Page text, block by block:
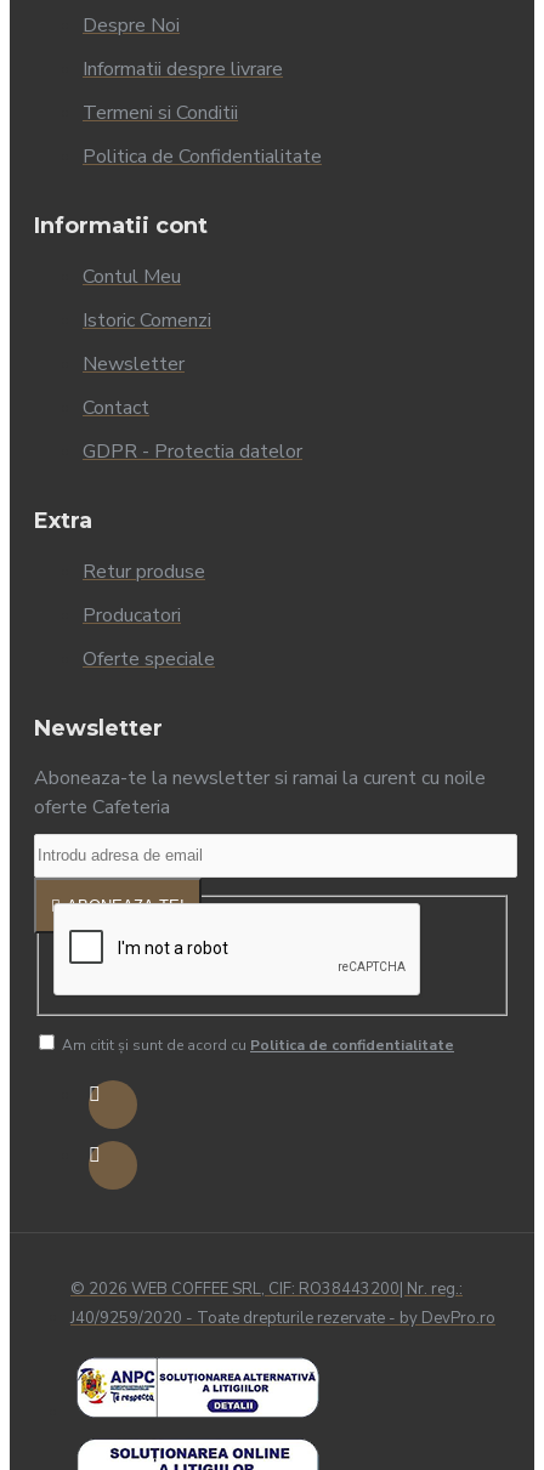
Despre Noi
Informatii despre livrare
Termeni si Conditii
Politica de Confidentialitate
Informatii cont
Contul Meu
Istoric Comenzi
Newsletter
Contact
GDPR - Protectia datelor
Extra
Retur produse
Producatori
Oferte speciale
Newsletter
Aboneaza-te la newsletter si ramai la curent cu noile
oferte Cafeteria
ABONEAZA-TE!
Am citit şi sunt de acord cu Politica de confidentialitate
© 2026 WEB COFFEE SRL, CIF: RO38443200| Nr. reg.:
J40/9259/2020 - Toate drepturile rezervate - by DevPro.ro